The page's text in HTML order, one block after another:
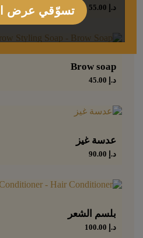
د.إ
Brow soap
د.إ
عدسة غيز
د.إ
بلسم الشعر
د.إ
تسوّقي عرض